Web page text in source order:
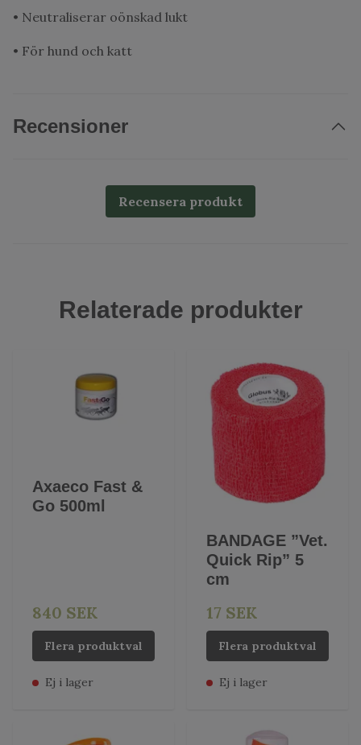
• Neutraliserar oönskad lukt
• För hund och katt
Recensioner
Recensera produkt
Relaterade produkter
Axaeco Fast &
Go 500ml
840 SEK
Flera produktval
Ej i lager
BANDAGE ”Vet.
Quick Rip” 5
cm
17 SEK
Flera produktval
Ej i lager